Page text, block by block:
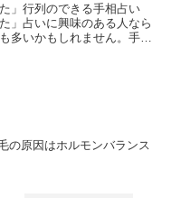
た」行列のできる手相占い
」占いに興味のある人なら
多いかもしれません。手相
の原因はホルモンバランス